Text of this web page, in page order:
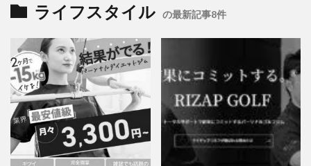
ライフスタイル の最新記事8件